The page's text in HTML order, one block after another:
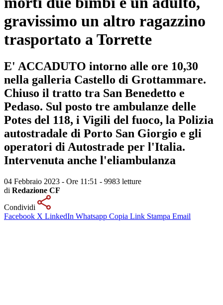
gravissimo un altro ragazzino
trasportato a Torrette
E' ACCADUTO intorno alle ore 10,30
nella galleria Castello di Grottammare.
Chiuso il tratto tra San Benedetto e
Pedaso. Sul posto tre ambulanze delle
Potes del 118, i Vigili del fuoco, la Polizia
autostradale di Porto San Giorgio e gli
operatori di Autostrade per l'Italia.
Intervenuta anche l'eliambulanza
04 Febbraio 2023 - Ore 11:51 - 9983 letture
di Redazione CF
Condividi
Facebook X LinkedIn Whatsapp Copia Link Stampa Email